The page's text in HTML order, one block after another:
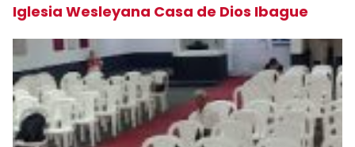
Iglesia Wesleyana Casa de Dios Ibague